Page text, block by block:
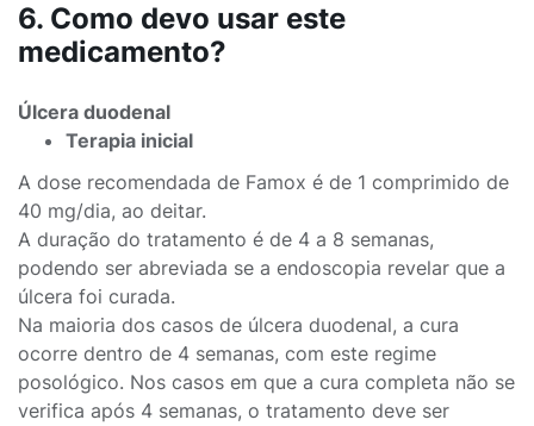
6. Como devo usar este
medicamento?
Úlcera duodenal
Terapia inicial
A dose recomendada de Famox é de 1 comprimido de
40 mg/dia, ao deitar.
A duração do tratamento é de 4 a 8 semanas,
podendo ser abreviada se a endoscopia revelar que a
úlcera foi curada.
Na maioria dos casos de úlcera duodenal, a cura
ocorre dentro de 4 semanas, com este regime
posológico. Nos casos em que a cura completa não se
verifica após 4 semanas, o tratamento deve ser